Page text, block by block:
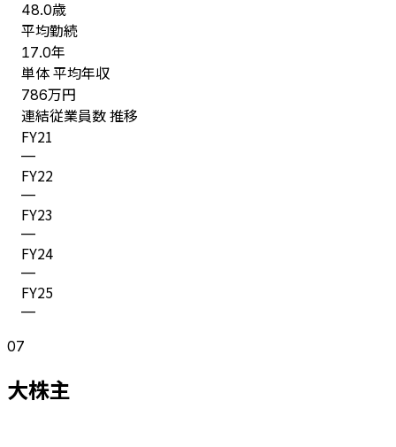
48.0歳
平均勤続
17.0年
単体 平均年収
786万円
連結従業員数 推移
FY21
—
FY22
—
FY23
—
FY24
—
FY25
—
07
大株主